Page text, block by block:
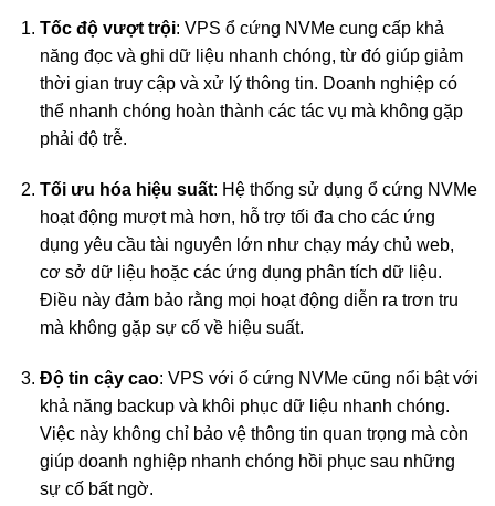
Tốc độ vượt trội: VPS ổ cứng NVMe cung cấp khả
năng đọc và ghi dữ liệu nhanh chóng, từ đó giúp giảm
thời gian truy cập và xử lý thông tin. Doanh nghiệp có
thể nhanh chóng hoàn thành các tác vụ mà không gặp
phải độ trễ.
Tối ưu hóa hiệu suất: Hệ thống sử dụng ổ cứng NVMe
hoạt động mượt mà hơn, hỗ trợ tối đa cho các ứng
dụng yêu cầu tài nguyên lớn như chạy máy chủ web,
cơ sở dữ liệu hoặc các ứng dụng phân tích dữ liệu.
Điều này đảm bảo rằng mọi hoạt động diễn ra trơn tru
mà không gặp sự cố về hiệu suất.
Độ tin cậy cao: VPS với ổ cứng NVMe cũng nổi bật với
khả năng backup và khôi phục dữ liệu nhanh chóng.
Việc này không chỉ bảo vệ thông tin quan trọng mà còn
giúp doanh nghiệp nhanh chóng hồi phục sau những
sự cố bất ngờ.